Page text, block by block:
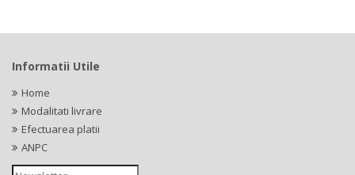
Informatii Utile
Home
Modalitati livrare
Efectuarea platii
ANPC